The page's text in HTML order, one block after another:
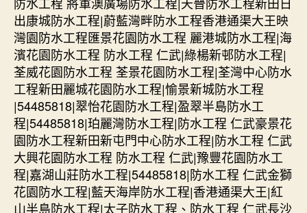
出康城防水工程|蔚藍灣畔防水工程香港通渠大王映
灣園防水工程匯景花園防水工程 麗港城防水工程|海
濱花園防水工程 防水工程 仁武|綠楊新邨防水工程|
荃威花園防水工程 荃景花園防水工程|荃灣中心防水
工程新田麗城花園防水工程|愉景新城防水工程
|54485818|翠怡花園防水工程|盈翠半島防水工
程|54485818|珀麗灣防水工程|防水工程 仁武豪景花
園防水工程新田新屯門中心防水工程|防水工程 仁武
大興花園防水工程 防水工程 仁武|豫豐花園防水工
程|嘉湖山莊防水工程|54485818|防水工程 仁武金獅
花園防水工程|藍天海岸防水工程|香港通渠大王|紅
山半島防水工程|太子防水工程、防水工程 仁武長沙